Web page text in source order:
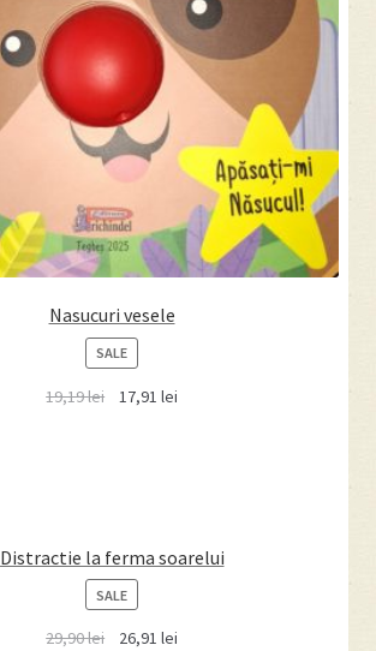
Nasucuri vesele
SALEPRODUCT
ON
SALE
19,19lei 17,91 lei
Distractie la ferma soarelui
SALEPRODUCT
SALE
29,90lei 26,91 lei